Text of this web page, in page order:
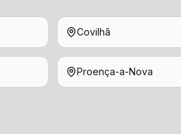
Covilhã
Proença-a-Nova